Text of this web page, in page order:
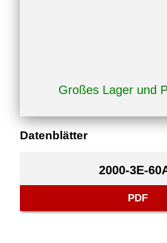
Großes Lager und
Datenblätter
2000-3E-
PDF